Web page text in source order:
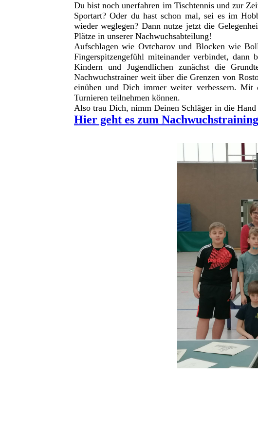
Du bist noch unerfahren im Tischtennis und zur
Sportart? Oder du hast schon mal, sei es im
wieder weglegen? Dann nutze jetzt die
Plätze in unserer Nachwuchsabteilung!
Aufschlagen wie Ovtcharov und Blocken wie
Fingerspitzengefühl miteinander verbindet,
Kindern und Jugendlichen zunächst die
Nachwuchstrainer weit über die Grenzen von
einüben und Dich immer weiter verbessern.
Turnieren teilnehmen können.
Also trau Dich, nimm Deinen Schläger in die
Hier geht es zum